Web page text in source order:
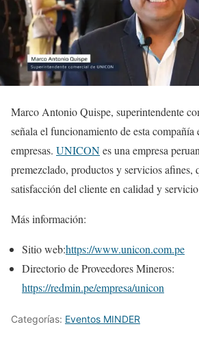
Marco Antonio Quispe, superintendente
señala el funcionamiento de esta compañía
empresas. UNICONes una empresa
premezclado, productos y servicios afines,
satisfacción del cliente en calidad y
Más información:
Sitio web:https://www.unicon.com.pe
Directorio de Proveedores Mineros:
https://redmin.pe/empresa/unicon
Categorías: Eventos MINDER